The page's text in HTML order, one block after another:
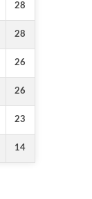
28
28
26
26
23
14